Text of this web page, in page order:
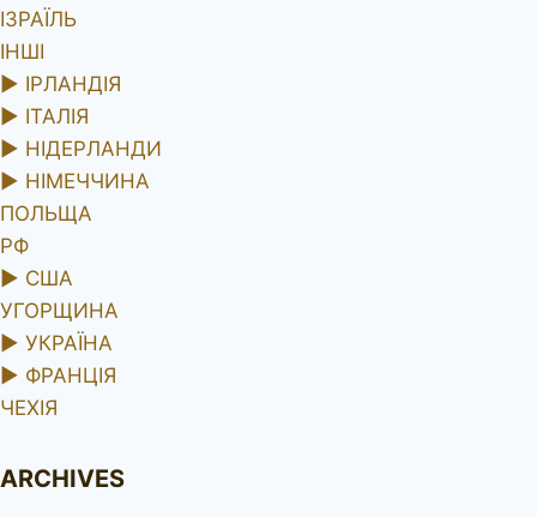
ІЗРАЇЛЬ
ІНШІ
► ІРЛАНДІЯ
► ІТАЛІЯ
► НІДЕРЛАНДИ
► НІМЕЧЧИНА
ПОЛЬЩА
РФ
► США
УГОРЩИНА
► УКРАЇНА
► ФРАНЦІЯ
ЧЕХІЯ
ARCHIVES